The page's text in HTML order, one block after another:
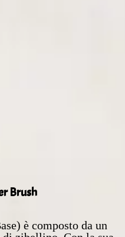
Brush
è composto da un